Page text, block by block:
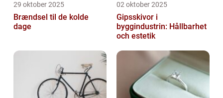
29 oktober 2025
Brændsel til de kolde
dage
02 oktober 2025
Gipsskivor i
byggindustrin: Hållbarhet
och estetik